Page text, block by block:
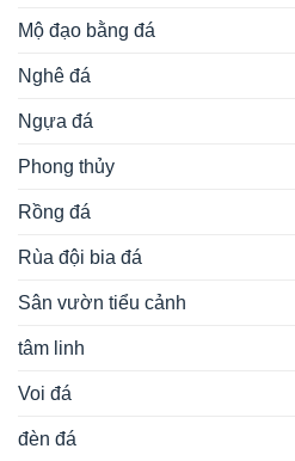
Mộ đạo bằng đá
Nghê đá
Ngựa đá
Phong thủy
Rồng đá
Rùa đội bia đá
Sân vườn tiểu cảnh
tâm linh
Voi đá
đèn đá